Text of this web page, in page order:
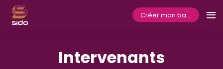
Créer mon badge
Intervenants